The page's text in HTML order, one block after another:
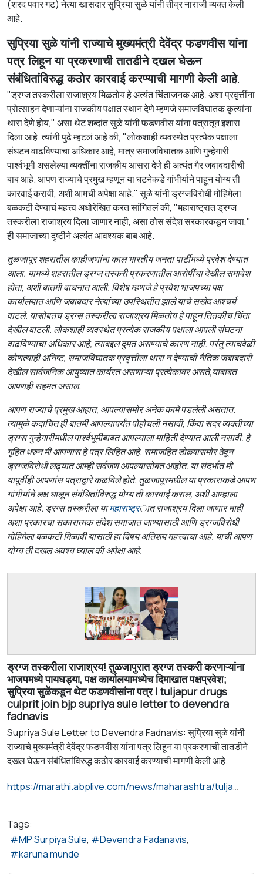
(शरद पवार गट) नेत्या खासदार सुप्रिया सुळे यांनी तीव्र नाराजी व्यक्त केली
आहे.
सुप्रिया सुळे यांनी राज्याचे मुख्यमंत्री देवेंद्र फडणवीस यांना
पत्र लिहून या प्रकरणाची तातडीने दखल घेऊन
संबंधितांविरुद्ध कठोर कारवाई करण्याची मागणी केली आहे.
"ड्रग्ज तस्करीला राजाश्रय मिळतोय हे अत्यंत चिंताजनक आहे. अशा प्रवृत्तींना
प्रोत्साहन देणाऱ्यांना राजकीय पक्षात स्थान देणे म्हणजे समाजविघातक कृत्यांना
थारा देणे होय," असा थेट शब्दांत सुळे यांनी फडणवीस यांना पत्रातून इशारा
दिला आहे. त्यांनी पुढे म्हटलं आहे की, "लोकशाही व्यवस्थेत प्रत्येक पक्षाला
संघटन वाढविण्याचा अधिकार आहे, मात्र समाजविघातक आणि गुन्हेगारी
पार्श्वभूमी असलेल्या व्यक्तींना राजकीय आसरा देणे ही अत्यंत गैर जबाबदारीची
बाब आहे. आपण राज्याचे प्रमुख म्हणून या घटनेकडे गांभीर्याने पाहून योग्य ती
कारवाई करावी, अशी आमची अपेक्षा आहे." सुळे यांनी ड्रग्जविरोधी मोहिमेला
बळकटी देण्याचं महत्त्व अधोरेखित करत सांगितलं की, "महाराष्ट्रात ड्रग्ज
तस्करीला राजाश्रय दिला जाणार नाही, असा ठोस संदेश सरकारकडून जावा,"
ही समाजाच्या दृष्टीने अत्यंत आवश्यक बाब आहे.
तुळजापूर शहरातील काहीजणांना काल भारतीय जनता पार्टीमध्ये प्रवेश देण्यात
आला. यामध्ये शहरातील ड्रग्ज तस्करी प्रकरणातील आरोपींंचा देखील समावेश
होता, अशी बातमी वाचनात आली. विशेष म्हणजे हे प्रवेश भाजपच्या पक्ष
कार्यालयात आणि जबाबदार नेत्यांच्या उपस्थितीत झाले याचे सखेद आश्चर्य
वाटले. यासोबतच ड्रग्स तस्करीला राजाश्रय मिळतोय हे पाहून तितकीच चिंता
देखील वाटली. लोकशाही व्यवस्थेत प्रत्येक राजकीय पक्षाला आपली संघटना
वाढविण्याचा अधिकार आहे, त्याबद्दल दुमत असण्याचे कारण नाही. परंतु त्याचवेळी
कोणत्याही अनिष्ट, समाजविघातक प्रवृत्तीला थारा न देण्याची नैतिक जबाबदारी
देखील सार्वजनिक आयुष्यात कार्यरत असणाऱ्या प्रत्येकावर असते,याबाबत
आपणही सहमत असाल.
आपण राज्याचे प्रमुख आहात, आपल्यासमोर अनेक कामे पडलेली असतात.
त्यामुळे कदाचित ही बातमी आपल्यापर्यंत पोहोचली नसावी, किंवा सदर व्यक्तीच्या
ड्रग्स गुन्हेगारीमधील पार्श्वभूमीबाबत आपल्याला माहिती देण्यात आली नसावी. हे
गृहित धरुन मी आपणास हे पत्र लिहित आहे. समाजहित डोळ्यासमोर ठेवून
ड्रग्जविरोधी लढ्यात आम्ही सर्वजण आपल्यासोबत आहोत. या संदर्भात मी
यापूर्वीही आपणांस पत्राद्वारे कळविले होते. तुळजापूरमधील या प्रकाराकडे आपण
गांभीर्याने लक्ष घालून संबंधितांविरुद्ध योग्य ती कारवाई कराल, अशी आम्हाला
अपेक्षा आहे. ड्रग्स तस्करीला यामहाराष्ट्रात राजाश्रय दिला जाणार नाही
अशा प्रकारचा सकारात्मक संदेश समाजात जाण्यासाठी आणि ड्रग्जविरोधी
मोहिमेला बळकटी मिळावी यासाठी हा विषय अतिशय महत्त्वाचा आहे. याची आपण
योग्य ती दखल अवश्य घ्याल की अपेक्षा आहे.
ड्रग्ज तस्करीला राजाश्रय! तुळजापुरात ड्रग्ज तस्करी करणाऱ्यांना
भाजपमध्ये पायघड्या, पक्ष कार्यालयामध्येच दिमाखात पक्षप्रवेश;
सुप्रिया सुळेंकडून थेट फडणवीसांना पत्र | tuljapur drugs
culprit join bjp supriya sule letter to devendra
fadnavis
Supriya Sule Letter to Devendra Fadnavis: सुप्रिया सुळे यांनी
राज्याचे मुख्यमंत्री देवेंद्र फडणवीस यांना पत्र लिहून या प्रकरणाची तातडीने
दखल घेऊन संबंधितांविरुद्ध कठोर कारवाई करण्याची मागणी केली आहे.
https://marathi.abplive.com/news/maharashtra/tuljapur-drugs-culprit-join-bjp-supriya-sule-letter-to-devendra-fadnavis-1399652
Tags:
MP Surpiya Sule
Devendra Fadanavis
karuna munde